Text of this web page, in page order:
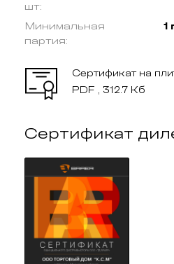
шт:
Минимальная
партия:
1
Сертификат на
PDF , 312.7 Кб
Сертификат